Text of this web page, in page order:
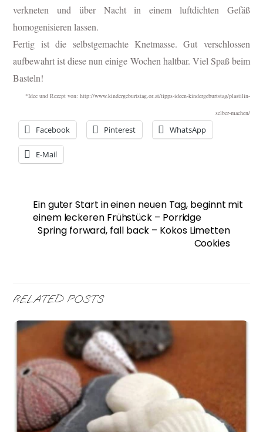
verkneten und über Nacht in einem luftdichten Gefäß
homogenisieren lassen.
Fertig ist die selbstgemachte Knetmasse. Gut verschlossen
aufbewahrt ist diese nun einige Wochen haltbar. Viel Spaß beim
Basteln!
*Idee und Rezeptvon: http://www.kindergeburtstag.or.at/tipps-ideen-kindergeburtstag/plastilin-
selber-machen/
Facebook Pinterest WhatsApp
E-Mail
Ein guter Start in einen neuen Tag, beginnt mit
einem leckeren Frühstück – Porridge
Spring forward, fall back – Kokos Limetten
Cookies
RELATED POSTS